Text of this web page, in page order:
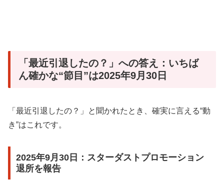
「最近引退したの？」への答え：いちば
ん確かな“節目”は2025年9月30日
「最近引退したの？」と聞かれたとき、確実に言える“動
き”はこれです。
2025年9月30日：スターダストプロモーション
退所を報告